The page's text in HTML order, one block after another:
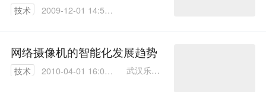
技术
2009-12-01 14:51:
网络摄像机的智能化发展趋势
技术
2010-04-01 16:01:
武汉乐通